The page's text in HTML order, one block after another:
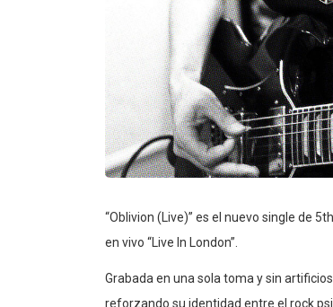
“Oblivion (Live)” es el nuevo single de
en vivo “Live In London”.
Grabada en una sola toma y sin